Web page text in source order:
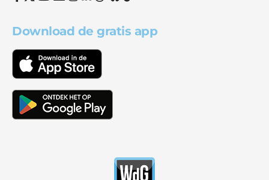
Download de gratis app